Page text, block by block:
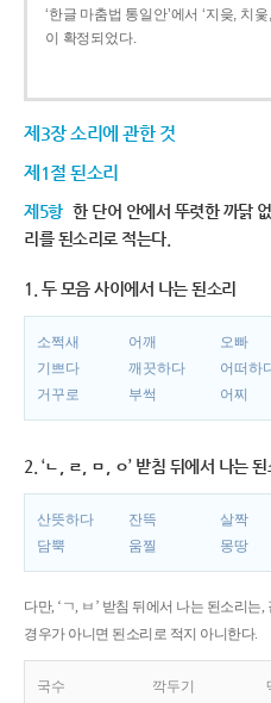
‘한글 마춤법 통일안’에서 ‘지읒, 치
이 확정되었다.
제3장 소리에 관한 것
제1절 된소리
제5항 한 단어 안에서 뚜렷한 까닭
리를 된소리로 적는다.
1. 두 모음 사이에서 나는 된소리
소쩍새 어깨 오빠
기쁘다
깨끗하다 어떠하
거꾸로
부썩 어찌
2. ‘ㄴ, ㄹ, ㅁ, ㅇ’ 받침 뒤에서 나는 된
산뜻하다 잔뜩 살짝
담뿍
움찔 몽땅
다만, ‘ㄱ, ㅂ’ 받침 뒤에서 나는 된소리
경우가 아니면 된소리로 적지 아니한다.
국수 깍두기